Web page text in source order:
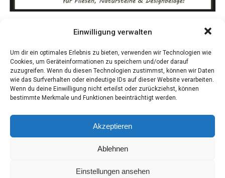
Einwilligung verwalten
Um dir ein optimales Erlebnis zu bieten, verwenden wir Technologien wie
Cookies, um Geräteinformationen zu speichern und/oder darauf
zuzugreifen. Wenn du diesen Technologien zustimmst, können wir Daten
wie das Surfverhalten oder eindeutige IDs auf dieser Website verarbeiten.
Wenn du deine Einwilligung nicht erteilst oder zurückziehst, können
bestimmte Merkmale und Funktionen beeinträchtigt werden.
Akzeptieren
Ablehnen
Einstellungen ansehen
und eine tie­fe­re Ver­bin­dung zu uns selbst und der Welt
um uns her­um aufbauen.
allem in einer so gro­ßen Regi­on wie dem Emsland.
Mit einer Aus­stel­lungs­flä­che von 5.000 Qua­drat­me­tern
gen Prä­sen­ta­tio­nen. Besu­cher, die mit dem Auto anrei­
sen, pro­fi­tie­ren von den kos­ten­frei­en Park­mög­lich­kei­
ten direkt an der Emslandhalle.
Anzeige